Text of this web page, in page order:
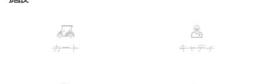
カート キャディ